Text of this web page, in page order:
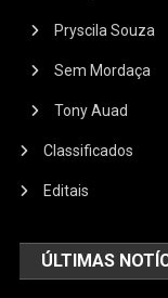
Pryscila Souza
Sem Mordaça
Tony Auad
Classificados
Editais
ÚLTIMAS